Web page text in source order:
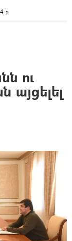
4 ր
ու
այցելել